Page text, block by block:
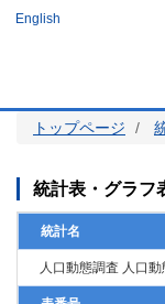
ツ
English
トップページ
統計表・グラフ
統計名
人口動態調査 人口